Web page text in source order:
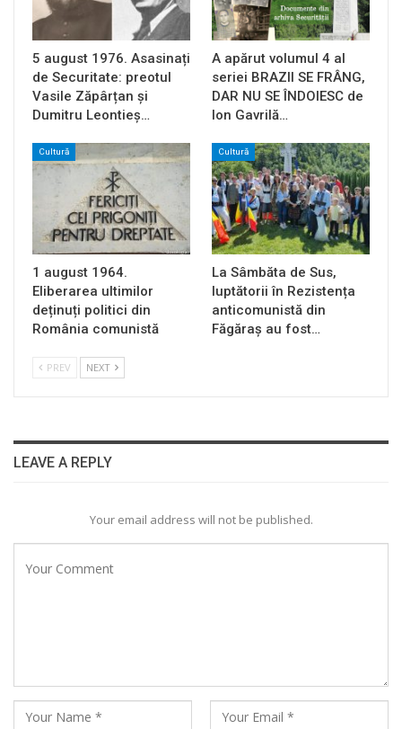
5 august 1976. Asasinați
de Securitate: preotul
Vasile Zăpârțan și
Dumitru Leontieș…
A apărut volumul 4 al
seriei BRAZII SE FRÂNG,
DAR NU SE ÎNDOIESC de
Ion Gavrilă…
Cultură
1 august 1964.
Eliberarea ultimilor
deținuți politici din
România comunistă
Cultură
La Sâmbăta de Sus,
luptătorii în Rezistența
anticomunistă din
Făgăraș au fost…
PREV NEXT
LEAVE A REPLY
Your email address will not be published.